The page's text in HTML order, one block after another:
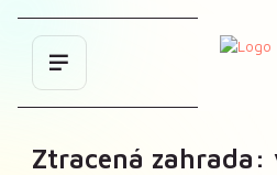
Ztracená zahrada: